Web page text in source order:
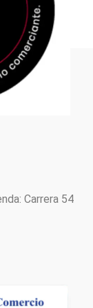
Carrera 54